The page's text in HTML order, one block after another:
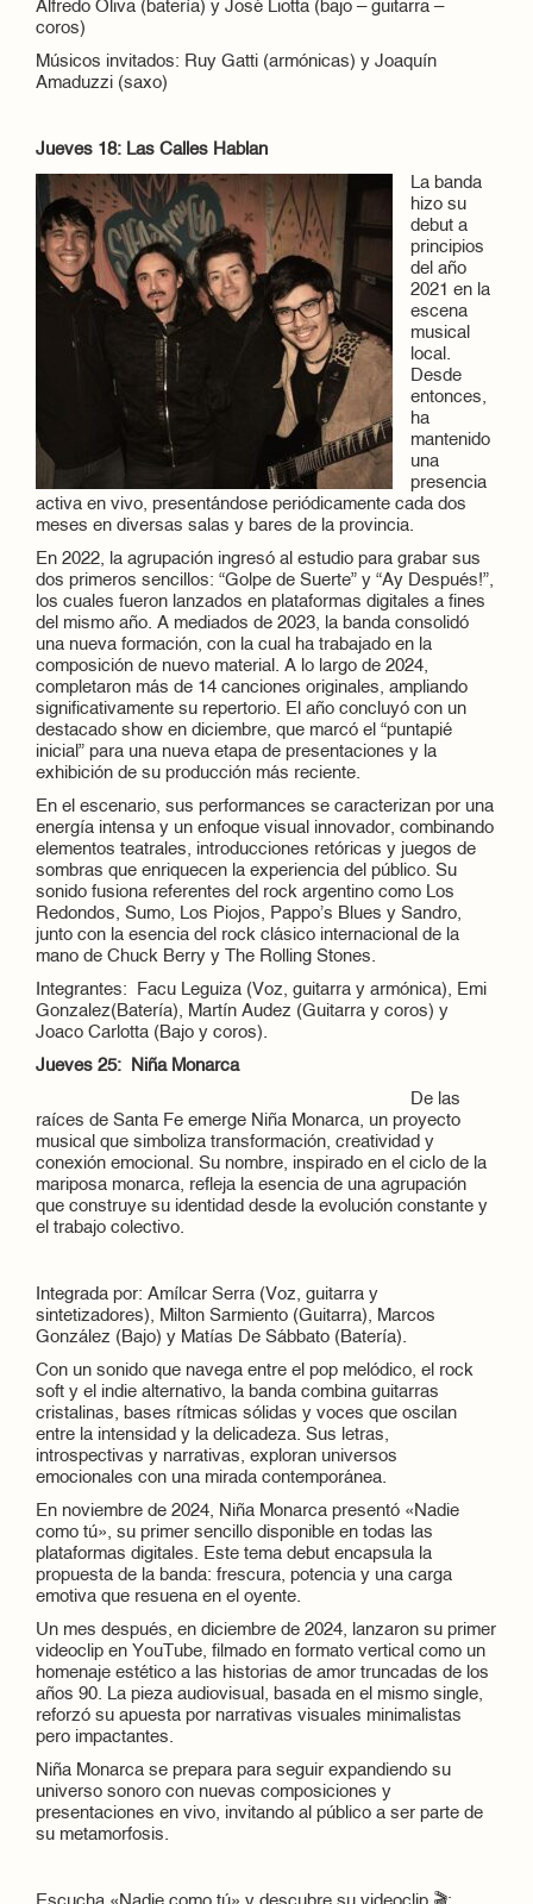
Alfredo Oliva (batería) y José Liotta (bajo – guitarra –
coros)
Músicos invitados: Ruy Gatti (armónicas) y Joaquín
Amaduzzi (saxo)
Jueves 18: Las Calles Hablan
La banda
hizo su
debut a
principios
del año
2021 en la
escena
musical
local.
Desde
entonces,
ha
mantenido
una
presencia
activa en vivo, presentándose periódicamente cada dos
meses en diversas salas y bares de la provincia.
En 2022, la agrupación ingresó al estudio para grabar sus
dos primeros sencillos: “Golpe de Suerte” y “Ay Después!”,
los cuales fueron lanzados en plataformas digitales a fines
del mismo año. A mediados de 2023, la banda consolidó
una nueva formación, con la cual ha trabajado en la
composición de nuevo material. A lo largo de 2024,
completaron más de 14 canciones originales, ampliando
significativamente su repertorio. El año concluyó con un
destacado show en diciembre, que marcó el “puntapié
inicial” para una nueva etapa de presentaciones y la
exhibición de su producción más reciente.
En el escenario, sus performances se caracterizan por una
energía intensa y un enfoque visual innovador, combinando
elementos teatrales, introducciones retóricas y juegos de
sombras que enriquecen la experiencia del público. Su
sonido fusiona referentes del rock argentino como Los
Redondos, Sumo, Los Piojos, Pappo’s Blues y Sandro,
junto con la esencia del rock clásico internacional de la
mano de Chuck Berry y The Rolling Stones.
Integrantes: Facu Leguiza (Voz, guitarra y armónica), Emi
Gonzalez(Batería), Martín Audez (Guitarra y coros) y
Joaco Carlotta (Bajo y coros).
Jueves 25: Niña Monarca
De las
raíces de Santa Fe emerge Niña Monarca, un proyecto
musical que simboliza transformación, creatividad y
conexión emocional. Su nombre, inspirado en el ciclo de la
mariposa monarca, refleja la esencia de una agrupación
que construye su identidad desde la evolución constante y
el trabajo colectivo.
Integrada por: Amílcar Serra (Voz, guitarra y
sintetizadores), Milton Sarmiento (Guitarra), Marcos
González (Bajo) y Matías De Sábbato (Batería).
Con un sonido que navega entre el pop melódico, el rock
soft y el indie alternativo, la banda combina guitarras
cristalinas, bases rítmicas sólidas y voces que oscilan
entre la intensidad y la delicadeza. Sus letras,
introspectivas y narrativas, exploran universos
emocionales con una mirada contemporánea.
En noviembre de 2024, Niña Monarca presentó «Nadie
como tú», su primer sencillo disponible en todas las
plataformas digitales. Este tema debut encapsula la
propuesta de la banda: frescura, potencia y una carga
emotiva que resuena en el oyente.
Un mes después, en diciembre de 2024, lanzaron su primer
videoclip en YouTube, filmado en formato vertical como un
homenaje estético a las historias de amor truncadas de los
años 90. La pieza audiovisual, basada en el mismo single,
reforzó su apuesta por narrativas visuales minimalistas
pero impactantes.
Niña Monarca se prepara para seguir expandiendo su
universo sonoro con nuevas composiciones y
presentaciones en vivo, invitando al público a ser parte de
su metamorfosis.